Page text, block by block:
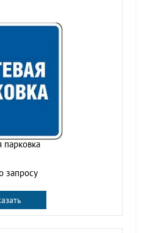
парковка
запросу